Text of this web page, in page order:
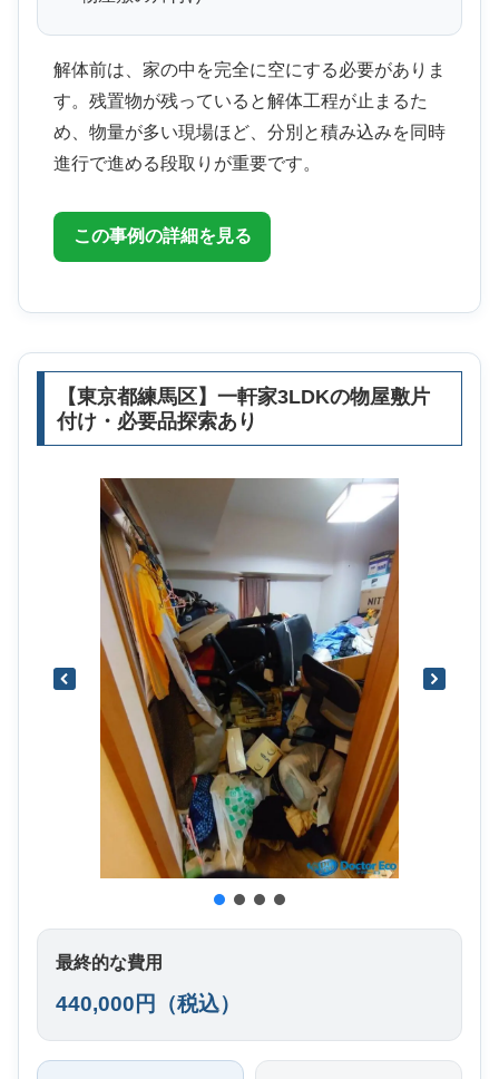
解体前は、家の中を完全に空にする必要がありま
す。残置物が残っていると解体工程が止まるた
め、物量が多い現場ほど、分別と積み込みを同時
進行で進める段取りが重要です。
この事例の詳細を見る
【東京都練馬区】一軒家3LDKの物屋敷片
付け・必要品探索あり
最終的な費用
440,000円（税込）